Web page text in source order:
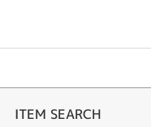
ITEM SEARCH